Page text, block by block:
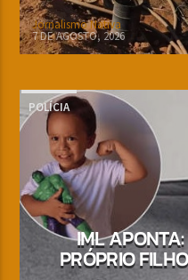
Jornalismo Nativa
7 DE AGOSTO, 2026
POLÍCIA
IML
PRÓPRIO